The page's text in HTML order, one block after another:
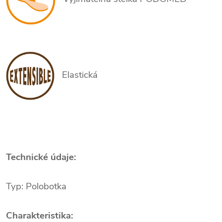
Elastická
Technické údaje:
Typ: Polobotka
Charakteristika: